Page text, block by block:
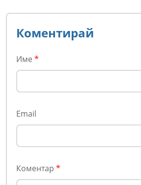
Коментирай
Име *
Email
Коментар *